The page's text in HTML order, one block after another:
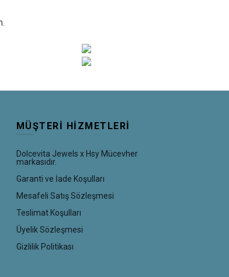
MÜŞTERI HIZMETLERI
Dolcevita Jewels x Hsy Mücevher
markasıdır.
Garanti ve İade Koşulları
Mesafeli Satış Sözleşmesi
Teslimat Koşulları
Üyelik Sözleşmesi
Gizlilik Politikası